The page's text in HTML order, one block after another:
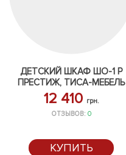
ДЕТСКИЙ ШКАФ ШО-1 Р
ПРЕСТИЖ, ТИСА-МЕБЕЛЬ
12 410 грн.
ОТЗЫВОВ: 0
КУПИТЬ